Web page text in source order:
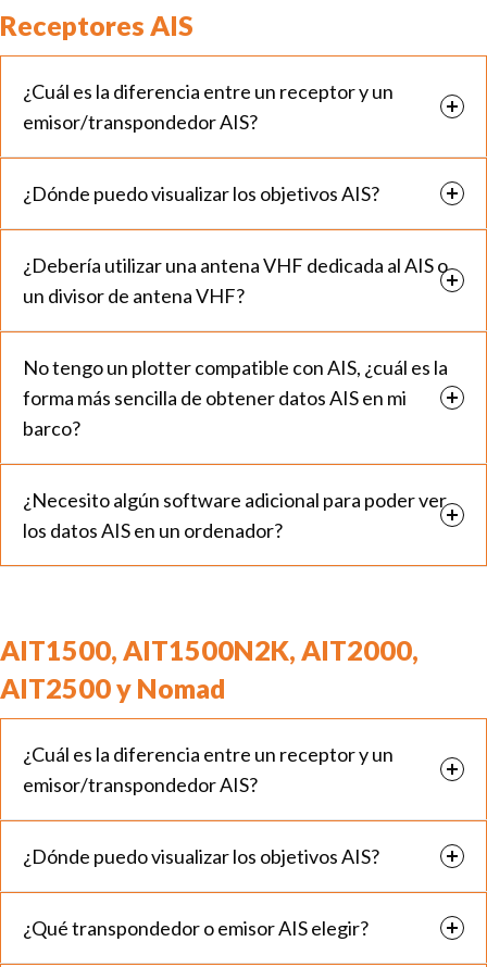
Receptores AIS
¿Cuál es la diferencia entre un receptor y un
emisor/transpondedor AIS?
¿Dónde puedo visualizar los objetivos AIS?
¿Debería utilizar una antena VHF dedicada al AIS o
un divisor de antena VHF?
No tengo un plotter compatible con AIS, ¿cuál es la
forma más sencilla de obtener datos AIS en mi
barco?
¿Necesito algún software adicional para poder ver
los datos AIS en un ordenador?
AIT1500, AIT1500N2K, AIT2000,
AIT2500 y Nomad
¿Cuál es la diferencia entre un receptor y un
emisor/transpondedor AIS?
¿Dónde puedo visualizar los objetivos AIS?
¿Qué transpondedor o emisor AIS elegir?